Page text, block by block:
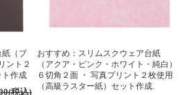
紙（ブ
ント２
ト作成
(税込)
おすすめ：スリムスクウェア台紙
（アクア・ピンク・ホワイト・純白）
６切角２面 ・ 写真プリント２枚使用
（高級ラスター紙）セット作成.